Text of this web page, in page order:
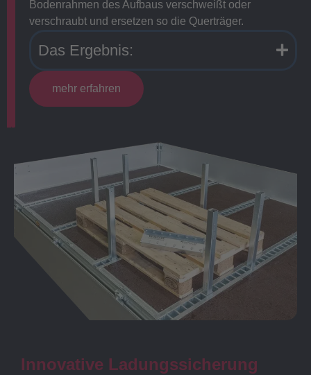
Bodenrahmen des Aufbaus verschweißt oder
verschraubt und ersetzen so die Querträger.
Das Ergebnis:
mehr erfahren
Innovative Ladungssicherung